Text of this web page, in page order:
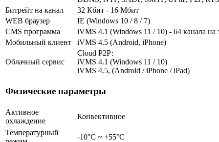
Битрейт на канал
32 Кбит - 16 Мбит
WEB браузер
IE (Windows 10 / 8 / 7)
CMS программа
iVMS 4.1 (Windows 11 / 10) - 64 канала на
Мобильный клиент
iVMS 4.5 (Android, iPhone)
Облачный сервис
Cloud Р2Р:
iVMS 4.1 (Windows 11 / 10)
iVMS 4.5, (Android / iPhone / iPad)
Физические параметры
Активное
охлаждение
Конвективное
Температурный
-10°C ~ +55°C